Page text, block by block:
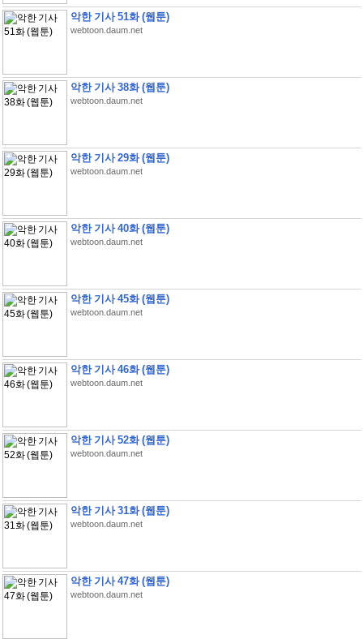
악한 기사 51화 (웹툰)
webtoon.daum.net
악한 기사 38화 (웹툰)
webtoon.daum.net
악한 기사 29화 (웹툰)
webtoon.daum.net
악한 기사 40화 (웹툰)
webtoon.daum.net
악한 기사 45화 (웹툰)
webtoon.daum.net
악한 기사 46화 (웹툰)
webtoon.daum.net
악한 기사 52화 (웹툰)
webtoon.daum.net
악한 기사 31화 (웹툰)
webtoon.daum.net
악한 기사 47화 (웹툰)
webtoon.daum.net